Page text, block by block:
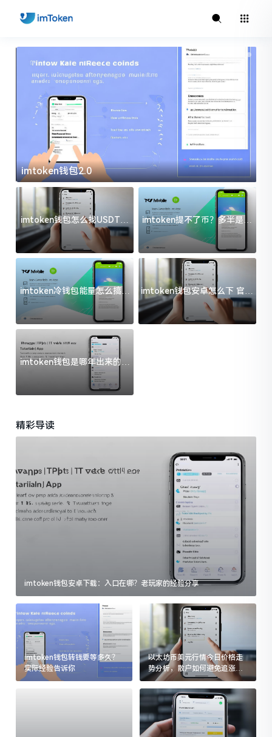
imtoken钱包2.0
imtoken钱包怎么找USDT地
址？三步搞定不踩坑
imtoken提不了币？多半是这
几件事没处理好
imtoken冷钱包能量怎么搞？
过来人告诉你门道
imtoken钱包安卓怎么下 官方
渠道避坑指南
imtoken钱包是哪年出来的？
一文给你说清楚
精彩导读
imtoken钱包安卓下载：入口在哪？老玩家的经验分享
imtoken钱包转钱要等多久？
实际经验告诉你
以太坊币美元行情今日价格走
势分析，散户如何避免追涨杀
跌被套牢